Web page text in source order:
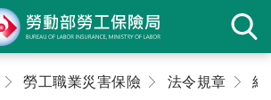
勞工職業災害保險 法令規章 給